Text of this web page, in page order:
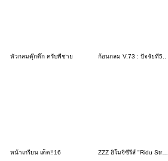
หัวกลมดุ๊กดิ๊ก ครับพี่ชาย ก้อนกลม V.73 : ปัจจัยที่5..
หน้าเกรียน เด็ด!!16 ZZZ อิโมจิซีรีส์ "Ridu Stroll" เซ็ตที่ 7